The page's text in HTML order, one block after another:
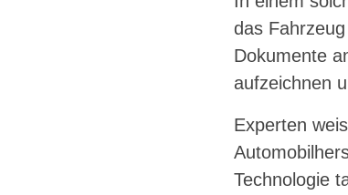
das
Dokumente
aufzeichnen
Experten
Technologie